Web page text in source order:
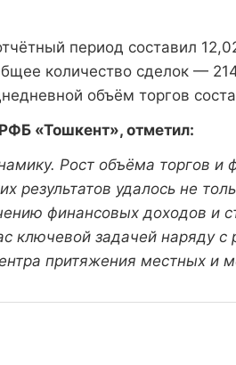
период составил
количество сделок —
объём торгов
«Тошкент», отметил:
Рост объёма торгов и
удалось не
финансовых доходов и
ключевой задачей наряду
притяжения местных и